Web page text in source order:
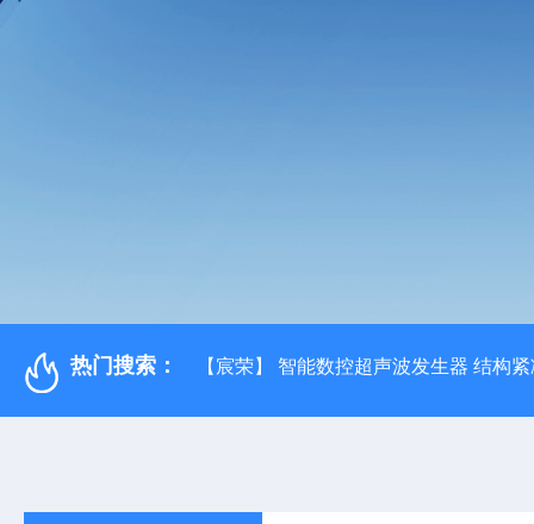
热门搜索： 【宸荣】 智能数控超声波发生器 结构